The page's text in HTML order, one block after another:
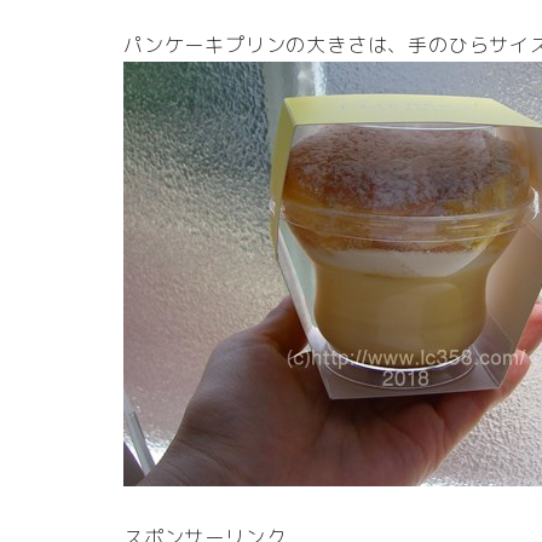
パンケーキプリンの大きさは、手のひらサイ